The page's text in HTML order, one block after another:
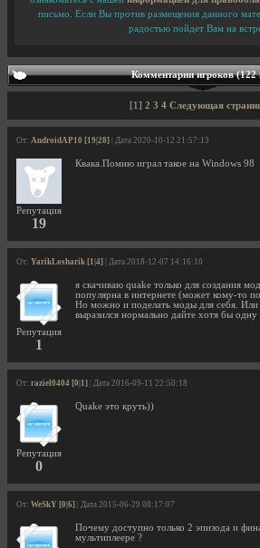
письмо. Если Вы против размещения данного
радостью пойдет Вам на
Комментарии игроков (122
[1] 2 3 4 Следующая
От: AndroidAP10 [19|28] | Дата 2020-10-12 21:57:13
Репутация
19
Квака.Помню играл такое на Windows 98
От: YarikLosharik [1|4] | Дата 2018-12-07 14:16:10
Репутация
1
я скачиваю quake только для создания
популярна в интернете (может кому-то
Но можно и поделать моды для себя. Или
выразился нормально дайте хотя бы
От: raziel0404 [0|1] | Дата 2016-09-11 22:50:18
Репутация
0
Quake это круть))
От: WeSkY [0|6] | Дата 2015-06-29 08:17:07
Почему доступно только 2 эпизода и
мультиплеере ?